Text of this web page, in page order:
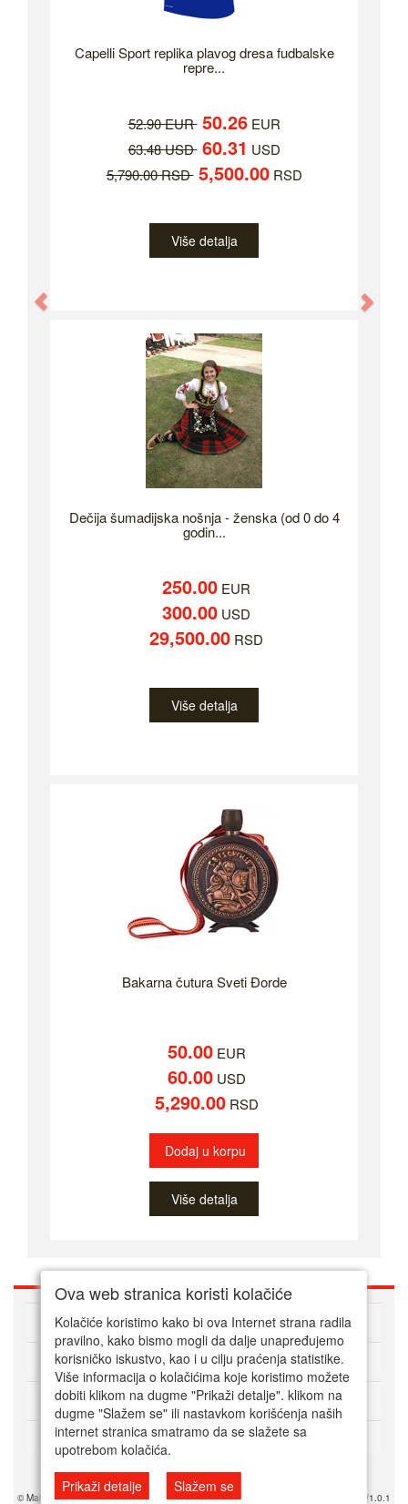
Capelli Sport replika plavog dresa fudbalske
repre...
52.90 EUR 50.26EUR
63.48 USD 60.31 USD
5,790.00 RSD 5,500.00RSD
Više detalja
Dečija šumadijska nošnja - ženska (od 0 do 4
godin...
250.00 EUR
300.00 USD
29,500.00 RSD
Više detalja
Bakarna čutura Sveti Đorde
50.00EUR
60.00USD
5,290.00RSD
Dodaj u korpu
Više detalja
O nama
Kako kupovati online
Korisnički servis
Način plaćanja
© Mala srpska prodavnica 2025. Powered by Mala SRB Prodavnica doo, ESIR 618/1.0.1
Ova web stranica koristi kolačiće
Kolačiće koristimo kako bi ova Internet strana radila
pravilno, kako bismo mogli da dalje unapređujemo
korisničko iskustvo, kao i u cilju praćenja statistike.
Više informacija o kolačićima koje koristimo možete
dobiti klikom na dugme "Prikaži detalje". klikom na
dugme "Slažem se" ili nastavkom korišćenja naših
internet stranica smatramo da se slažete sa
upotrebom kolačića.
Prikaži detalje
Slažem se